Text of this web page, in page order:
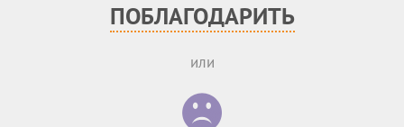
ПОБЛАГОДАРИТЬ
или